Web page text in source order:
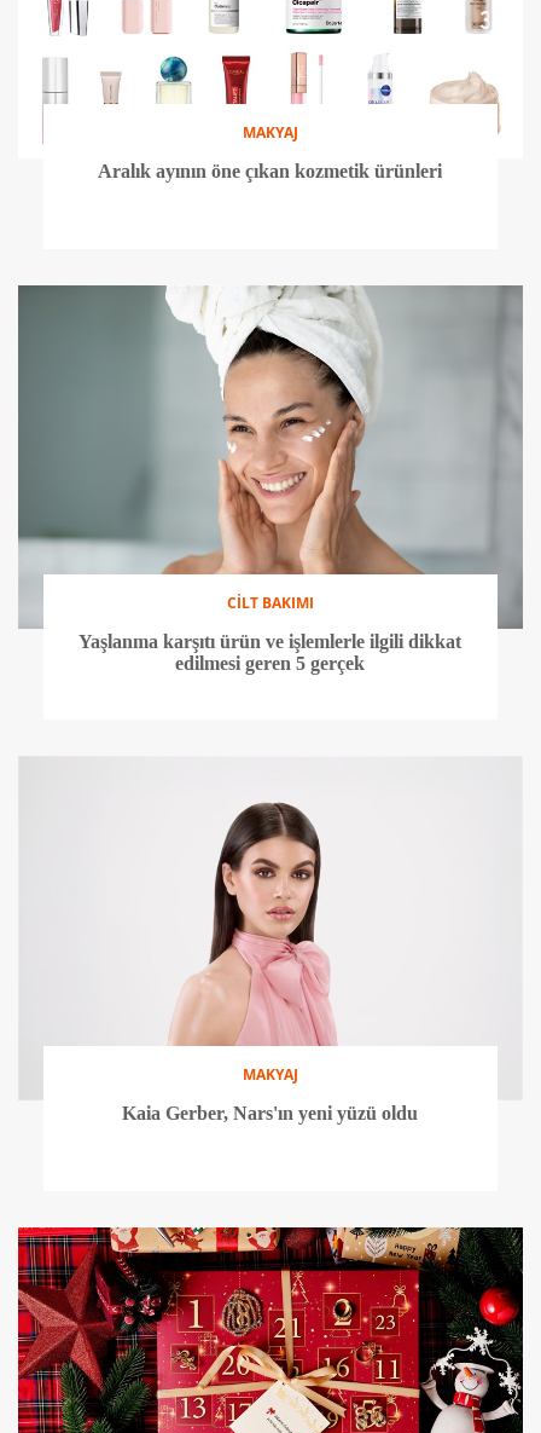
MAKYAJ
Aralık ayının öne çıkan kozmetik ürünleri
CİLT BAKIMI
Yaşlanma karşıtı ürün ve işlemlerle ilgili dikkat
edilmesi geren 5 gerçek
MAKYAJ
Kaia Gerber, Nars'ın yeni yüzü oldu